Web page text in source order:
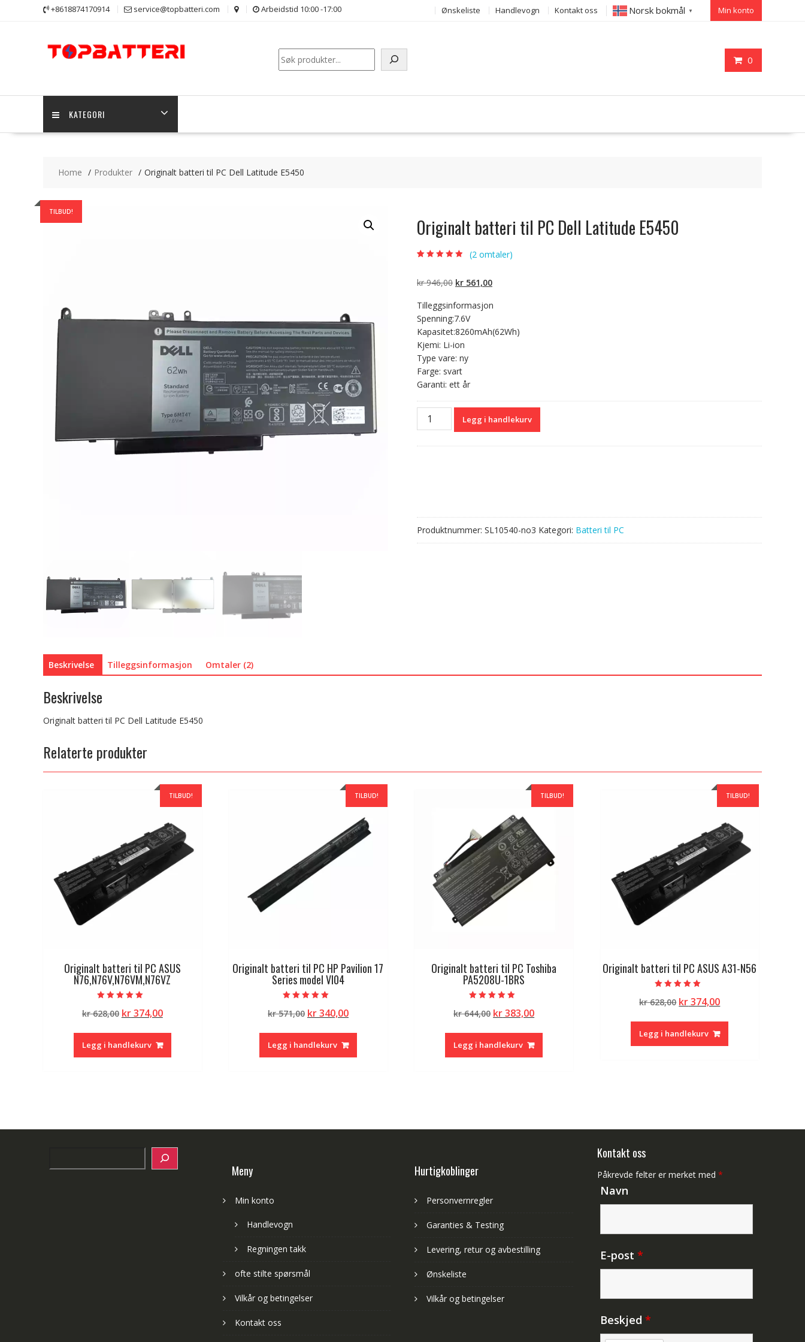
+8618874170914 service@topbatteri.com Arbeidstid 10:00 -17:00 Ønskeliste Handlevogn Kontakt oss Norsk bokmål ▼ Min konto
0
Søk
KATEGORI
Home Produkter Originalt batteri til PC Dell Latitude E5450
TILBUD!
Originalt batteri til PC Dell Latitude E5450
på
kundevurdering
(2 omtaler)
kr946,00 Opprinnelig
var:
kr 946,00.
kr 561,00Nåværende
er:
Tilleggsinformasjon
Spenning:7.6V
Kapasitet:8260mAh(62Wh)
Kjemi: Li-ion
Type vare: ny
Farge: svart
Garanti: ett år
Originalt
batteri
Legg i handlekurv
Produktnummer: SL10540-no3 Kategori: Batteri til PC
Beskrivelse Tilleggsinformasjon Omtaler (2)
Beskrivelse
Originalt batteri til PC Dell Latitude E5450
Relaterte produkter
TILBUD!
Originalt batteri til PC ASUS
N76,N76V,N76VM,N76VZ
5.00
av 5
kr628,00 Opprinnelig
var:
kr 628,00.
kr374,00Nåværende
kr 374,00.
Legg i handlekurv
TILBUD!
Originalt batteri til PC HP Pavilion 17
Series model VI04
5.00
av 5
kr571,00 Opprinnelig
var:
kr 571,00.
kr340,00Nåværende
kr 340,00.
Legg i handlekurv
TILBUD!
Originalt batteri til PC Toshiba
PA5208U-1BRS
5.00
av 5
kr644,00 Opprinnelig
var:
kr 644,00.
kr383,00Nåværende
kr 383,00.
Legg i handlekurv
TILBUD!
Originalt batteri til PC ASUS A31-N56
5.00
av 5
kr628,00 Opprinnelig
var:
kr 628,00.
kr374,00Nåværende
kr 374,00.
Legg i handlekurv
Meny
Min konto
Handlevogn
Regningen takk
ofte stilte spørsmål
Vilkår og betingelser
Kontakt oss
Hurtigkoblinger
Personvernregler
Garanties & Testing
Levering, retur og avbestilling
Ønskeliste
Vilkår og betingelser
Kontakt oss
Påkrevde felter er merket med *
Navn
E-post *
Beskjed *